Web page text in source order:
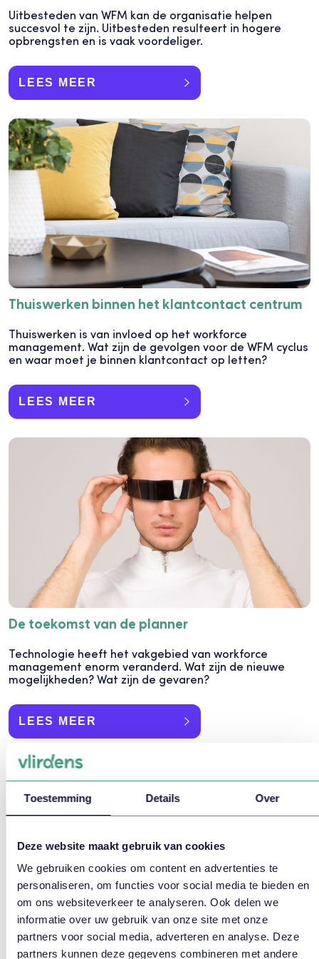
Toestemming Details Over
Deze website maakt gebruik van cookies
We gebruiken cookies om content en advertenties te
personaliseren, om functies voor social media te bieden en
om ons websiteverkeer te analyseren. Ook delen we
informatie over uw gebruik van onze site met onze
partners voor social media, adverteren en analyse. Deze
partners kunnen deze gegevens combineren met andere
Uitbesteden van WFM kan de organisatie helpen
succesvol te zijn. Uitbesteden resulteert in hogere
opbrengsten en is vaak voordeliger.
LEES MEER
Thuiswerken binnen het klantcontact centrum
Thuiswerken is van invloed op het workforce
management. Wat zĳn de gevolgen voor de WFM cyclus
en waar moet je binnen klantcontact op letten?
LEES MEER
De toekomst van de planner
Technologie heeft het vakgebied van workforce
management enorm veranderd. Wat zijn de nieuwe
mogelijkheden? Wat zijn de gevaren?
LEES MEER
WFM zonder onverwachte